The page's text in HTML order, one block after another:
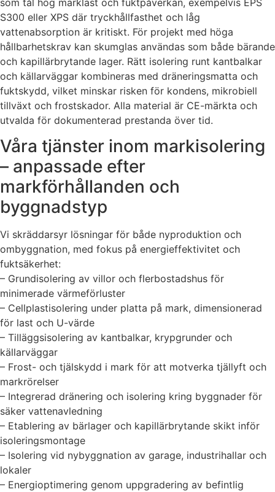
S300 eller XPS där tryckhållfasthet och låg
vattenabsorption är kritiskt. För projekt med höga
hållbarhetskrav kan skumglas användas som både bärande
och kapillärbrytande lager. Rätt isolering runt kantbalkar
och källarväggar kombineras med dräneringsmatta och
fuktskydd, vilket minskar risken för kondens, mikrobiell
tillväxt och frostskador. Alla material är CE-märkta och
utvalda för dokumenterad prestanda över tid.
Våra tjänster inom markisolering
– anpassade efter
markförhållanden och
byggnadstyp
Vi skräddarsyr lösningar för både nyproduktion och
ombyggnation, med fokus på energieffektivitet och
fuktsäkerhet:
– Grundisolering av villor och flerbostadshus för
minimerade värmeförluster
– Cellplastisolering under platta på mark, dimensionerad
för last och U-värde
– Tilläggsisolering av kantbalkar, krypgrunder och
källarväggar
– Frost- och tjälskydd i mark för att motverka tjällyft och
markrörelser
– Integrerad dränering och isolering kring byggnader för
säker vattenavledning
– Etablering av bärlager och kapillärbrytande skikt inför
isoleringsmontage
– Isolering vid nybyggnation av garage, industrihallar och
lokaler
– Energioptimering genom uppgradering av befintlig